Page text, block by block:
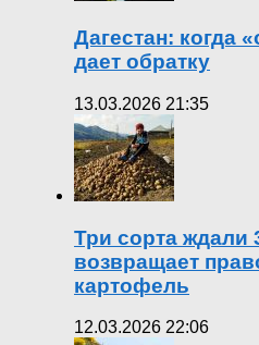
Дагестан: когда
дает обратку
13.03.2026 21:35
Три сорта ждали
возвращает
картофель
12.03.2026 22:06